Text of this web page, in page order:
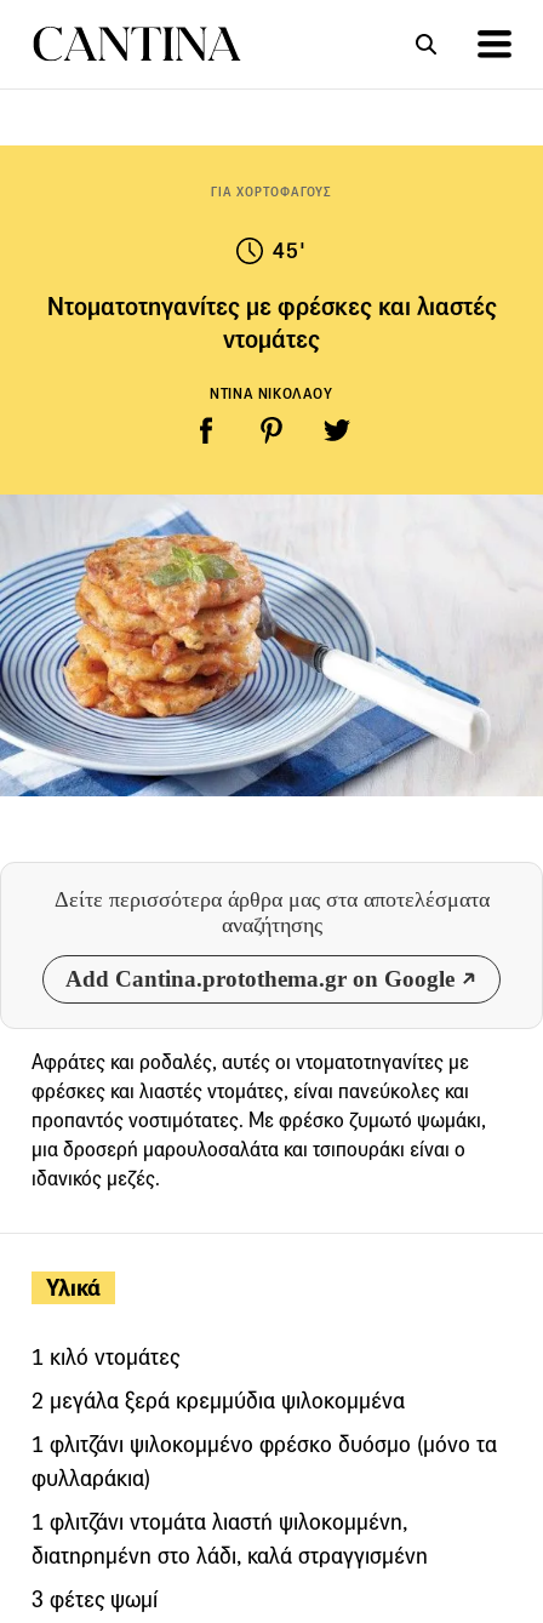
ΓΙΑ ΧΟΡΤΟΦΑΓΟΥΣ
45'
Ντοματοτηγανίτες με φρέσκες και λιαστές
ντομάτες
ΝΤΙΝΑ ΝΙΚΟΛΑΟΥ
Δείτε περισσότερα άρθρα μας στα αποτελέσματα
αναζήτησης
Add Cantina.protothema.gr on Google
Υλικά
1 κιλό ντομάτες
2 μεγάλα ξερά κρεμμύδια ψιλοκομμένα
1 φλιτζάνι ψιλοκομμένο φρέσκο δυόσμο (μόνο τα
φυλλαράκια)
1 φλιτζάνι ντομάτα λιαστή ψιλοκομμένη,
διατηρημένη στο λάδι, καλά στραγγισμένη
3 φέτες ψωμί
Αφράτες και ροδαλές, αυτές οι ντοματοτηγανίτες με
φρέσκες και λιαστές ντομάτες, είναι πανεύκολες και
προπαντός νοστιμότατες. Με φρέσκο ζυμωτό ψωμάκι,
μια δροσερή μαρουλοσαλάτα και τσιπουράκι είναι ο
ιδανικός μεζές.